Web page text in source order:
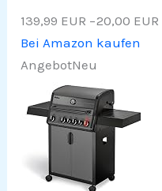
139,99 EUR −20,00 EUR
Bei Amazon kaufen
AngebotNeu